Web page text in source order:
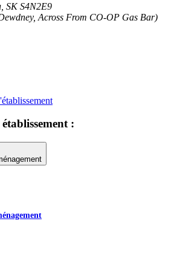
SK S4N2E9
Across From CO-OP Gas Bar)
: